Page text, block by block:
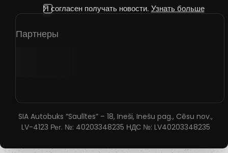
Я согласен получать новости. Узнать больше
Партнеры
SIA Autobuks “Saulītes” – 18, Ineši, Inešu pag., Cēsu nov.,
LV-4123 Рег. №: 40203348235 НДС №: LV40203348235